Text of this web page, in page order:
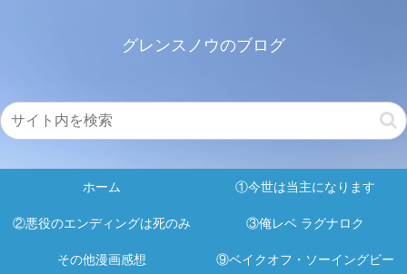
グレンスノウのブログ
ホーム ①今世は当主になります
②悪役のエンディングは死のみ ③俺レベ ラグナロク
その他漫画感想 ⑨ベイクオフ・ソーイングビー